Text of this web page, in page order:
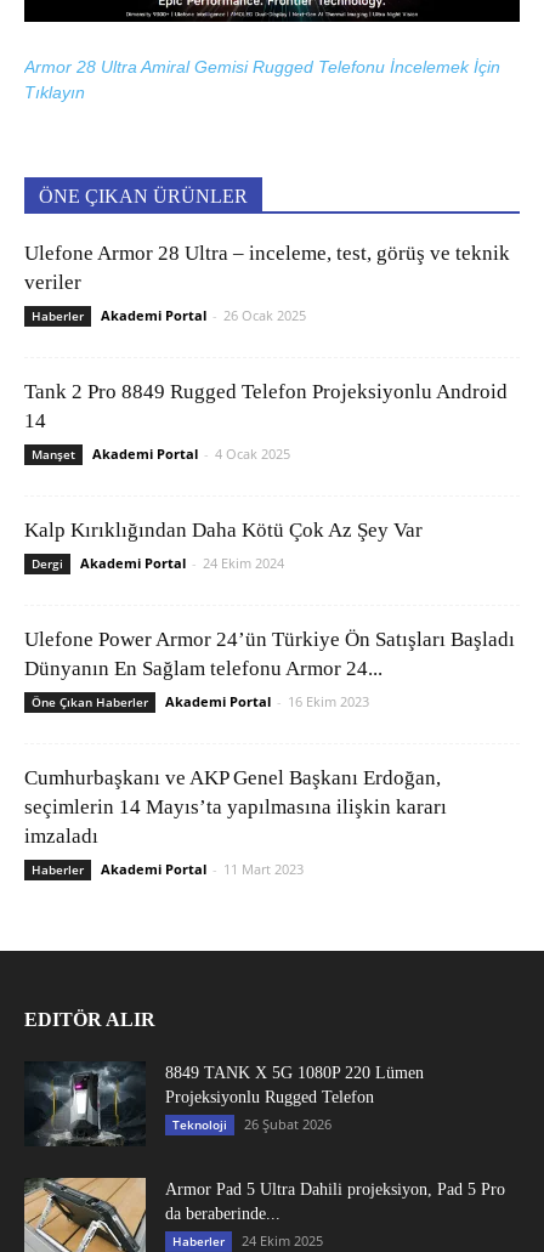
Armor 28 Ultra Amiral Gemisi Rugged Telefonu İncelemek İçin
Tıklayın
ÖNE ÇIKAN ÜRÜNLER
Ulefone Armor 28 Ultra – inceleme, test, görüş ve teknik
veriler
Haberler Akademi Portal - 26 Ocak 2025
Tank 2 Pro 8849 Rugged Telefon Projeksiyonlu Android
14
Manşet Akademi Portal - 4 Ocak 2025
Kalp Kırıklığından Daha Kötü Çok Az Şey Var
Dergi Akademi Portal - 24 Ekim 2024
Ulefone Power Armor 24’ün Türkiye Ön Satışları Başladı
Dünyanın En Sağlam telefonu Armor 24...
Öne Çıkan Haberler Akademi Portal - 16 Ekim 2023
Cumhurbaşkanı ve AKP Genel Başkanı Erdoğan,
seçimlerin 14 Mayıs’ta yapılmasına ilişkin kararı
imzaladı
Haberler Akademi Portal - 11 Mart 2023
EDITÖR ALIR
8849 TANK X 5G 1080P 220 Lümen
Projeksiyonlu Rugged Telefon
Teknoloji 26 Şubat 2026
Armor Pad 5 Ultra Dahili projeksiyon, Pad 5 Pro
da beraberinde...
Haberler 24 Ekim 2025